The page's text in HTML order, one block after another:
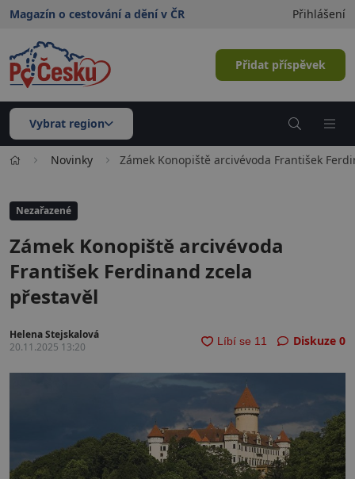
Magazín o cestování a dění v ČR Přihlášení
Přidat příspěvek
Vybrat region
Novinky Zámek Konopiště arcivévoda František
Nezařazené
Zámek Konopiště arcivévoda
František Ferdinand zcela
přestavěl
Helena Stejskalová
20.11.2025 13:20
Diskuze 0